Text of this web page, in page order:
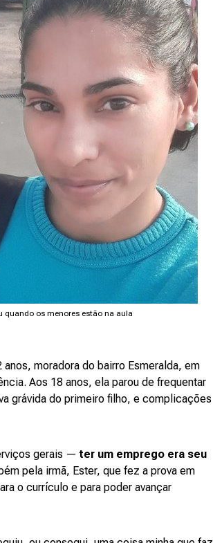
quando os menores estão na aula
moradora do bairro Esmeralda, em
Aos 18 anos, ela parou de frequentar
grávida do primeiro filho, e complicações
gerais —ter um emprego era seu
pela irmã, Ester, que fez a prova em
o currículo e para poder avançar